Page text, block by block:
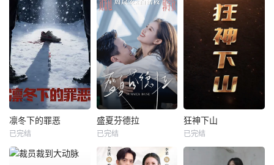
凛冬下的罪恶
已完结
盛夏芬德拉
已完结
狂神下山
已完结